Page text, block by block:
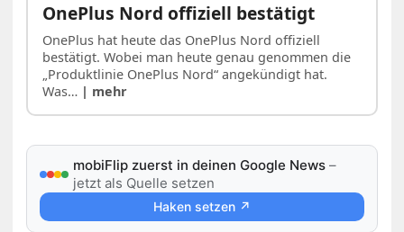
OnePlus Nord offiziell bestätigt
OnePlus hat heute das OnePlus Nord offiziell
bestätigt. Wobei man heute genau genommen die
„Produktlinie OnePlus Nord“ angekündigt hat.
Was… | mehr
mobiFlip zuerst in deinen Google News –
jetzt als Quelle setzen
Haken setzen ↗